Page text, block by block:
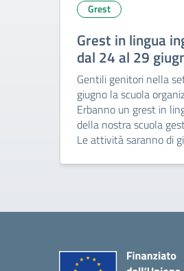
Grest
Grest in lingua
dal 24 al 29
Gentili genitori nella
giugno la scuola
Erbanno un grest in
della nostra scuola
Le attività saranno di